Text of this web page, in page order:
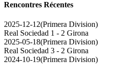
Rencontres Récentes
2025-12-12(Primera Division)
Real Sociedad 1 - 2 Girona
2025-05-18(Primera Division)
Real Sociedad 3 - 2 Girona
2024-10-19(Primera Division)